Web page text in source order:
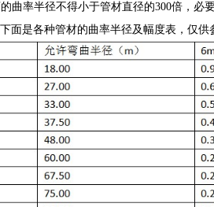
曲率半径不得小于管材直径的300倍，必
面是各种管材的曲率半径及幅度表，仅供